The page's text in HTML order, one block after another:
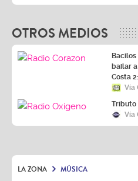
OTROS MEDIOS
bailar
Costa
Vía
Tributo
Vía
LA ZONA MÚSICA